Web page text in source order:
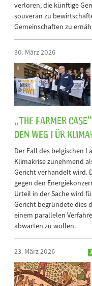
verloren, die künftige
souverän zu
Gemeinschaften zu
30. März 2026
„The Farmer
den Weg für
Der Fall des belgischen
Klimakrise zunehmend
Gericht verhandelt wird.
gegen den
Urteil in der Sache wird
Gericht begründete dies
einem parallelen
abwarten zu wollen.
23. März 2026